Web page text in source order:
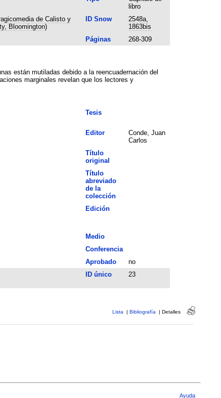
libro
de Calisto y
Bloomington)
ID Snow
2548a,
1863bis
Páginas
268-309
están mutiladas debido a la reencuadernación del
marginales revelan que los lectores y
Tesis
Editor
Conde, Juan
Carlos
Título
original
Título
abreviado
de la
colección
Edición
Medio
Conferencia
Aprobado
no
ID único 23
Lista | Bibliografía | Detalles
Ayuda